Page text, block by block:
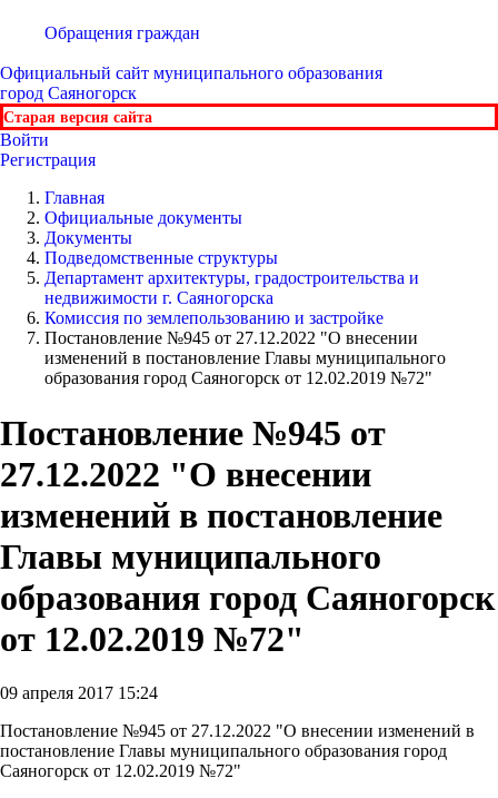
Обращения граждан
Официальный сайт муниципального образования
город Саяногорск
Старая версия сайта
Войти
Регистрация
Главная
Официальные документы
Документы
Подведомственные структуры
Департамент архитектуры, градостроительства и
недвижимости г. Саяногорска
Комиссия по землепользованию и застройке
Постановление №945 от 27.12.2022 "О внесении
изменений в постановление Главы муниципального
образования город Саяногорск от 12.02.2019 №72"
Постановление №945 от
27.12.2022 "О внесении
изменений в постановление
Главы муниципального
образования город Саяногорск
от 12.02.2019 №72"
09 апреля 2017 15:24
Постановление №945 от 27.12.2022 "О внесении изменений в
постановление Главы муниципального образования город
Саяногорск от 12.02.2019 №72"